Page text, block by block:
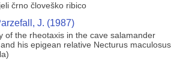
črno človeško ribico
J. (1987)
of the rheotaxis in the cave salamander
his epigean relative Necturus maculosus